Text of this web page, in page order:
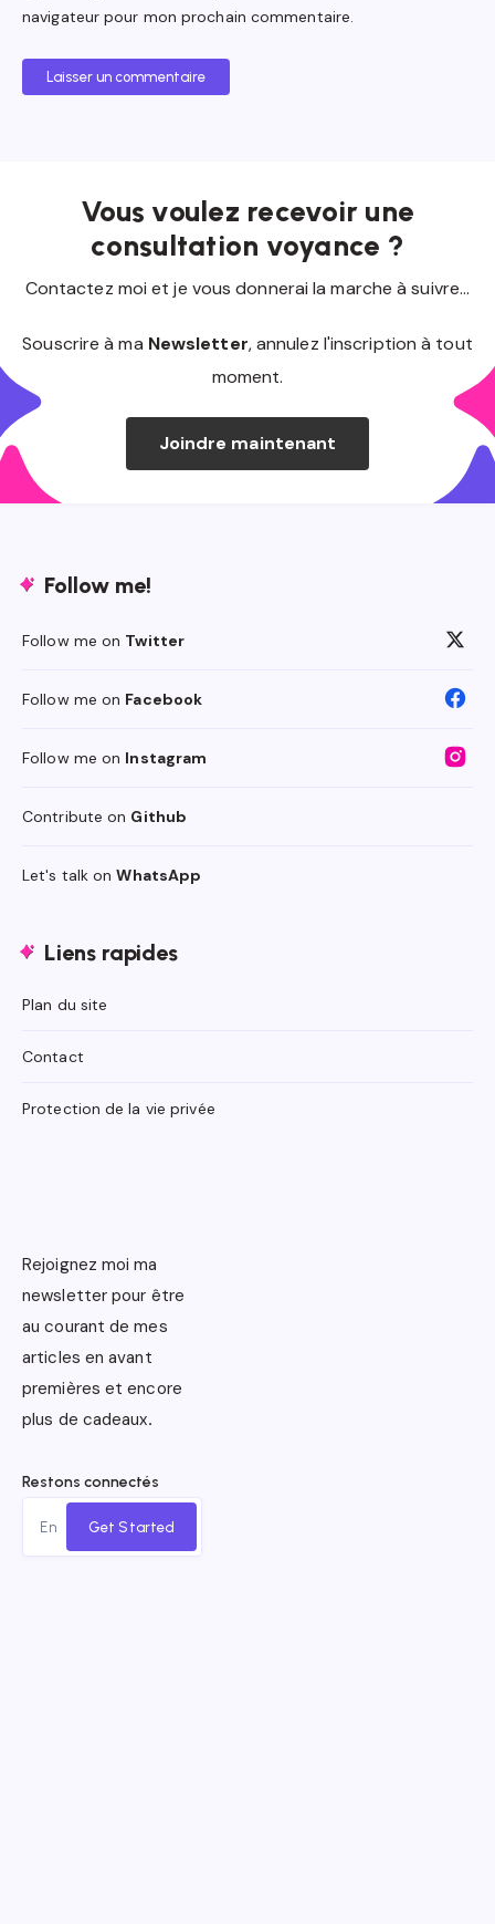
navigateur pour mon prochain commentaire.
Laisser un commentaire
Vous voulez recevoir une
consultation voyance ?
Contactez moi et je vous donnerai la marche à suivre...
Souscrire à ma Newsletter, annulez l'inscription à tout
moment.
Joindre maintenant
Follow me!
Follow me on Twitter
Follow me on Facebook
Follow me on Instagram
Contribute on Github
Let's talk onWhatsApp
Liens rapides
Plan du site
Contact
Protection de la vie privée
Rejoignez moi ma
newsletter pour être
au courant de mes
articles en avant
premières et encore
plus de cadeaux.
Restons connectés
Get Started